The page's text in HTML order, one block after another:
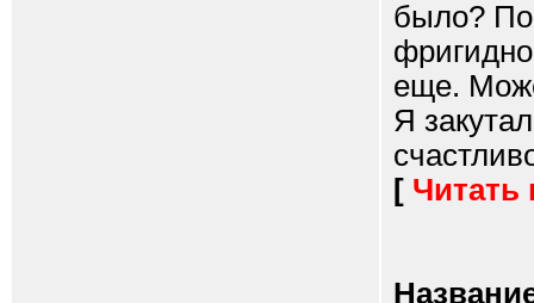
было?
еще.
Я
[ Читать